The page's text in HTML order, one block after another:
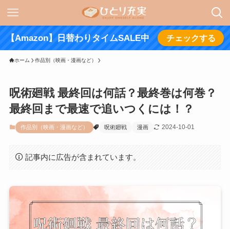
【Amazon】日替わりタイムSALE中 チェックする
ホーム 作品別（映画・漫画など）
呪術廻戦 最終回は何話？最終巻は何巻？
最終回まで最速で追いつくには！？
作品別（映画・漫画など） 呪術廻戦 漫画 2024-10-01
記事内に広告が含まれています。